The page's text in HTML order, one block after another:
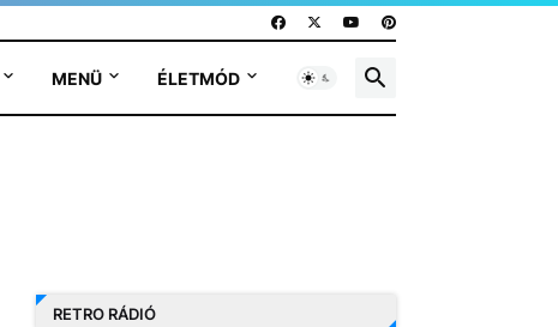
MENÜ ÉLETMÓD
RETRO RÁDIÓ